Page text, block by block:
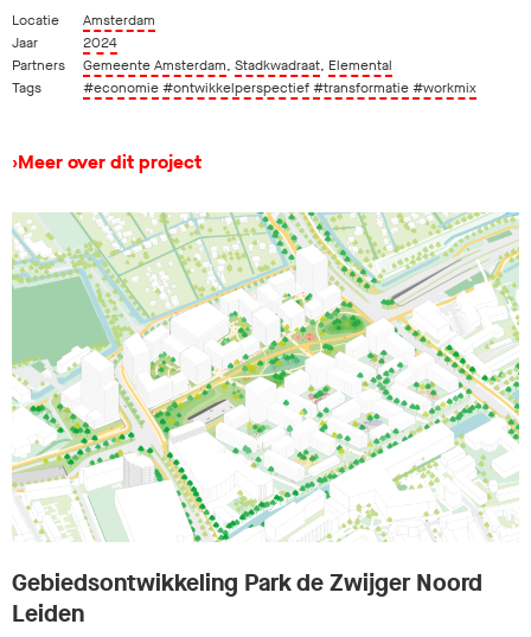
Locatie
Amsterdam
Jaar
2024
Partners
Gemeente Amsterdam, Stadkwadraat, Elemental
Tags
#economie#ontwikkelperspectief#transformatie#workmix
›Meer over dit project
Gebiedsontwikkeling Park de Zwijger Noord
Leiden